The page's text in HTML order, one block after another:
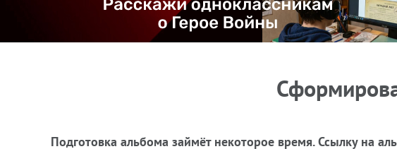
Подготовка альбома займёт некоторое время. Ссылку на